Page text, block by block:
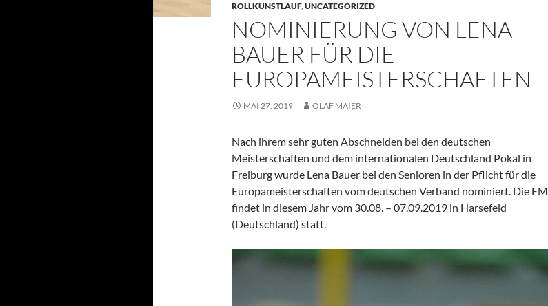
ROLLKUNSTLAUF,UNCATEGORIZED
NOMINIERUNG VON LENA
BAUER FÜR DIE
EUROPAMEISTERSCHAFTEN
MAI 27, 2019 OLAF MAIER
Nach ihrem sehr guten Abschneiden bei den deutschen
Meisterschaften und dem internationalen Deutschland Pokal in
Freiburg wurde Lena Bauer bei den Senioren in der Pflicht für die
Europameisterschaften vom deutschen Verband nominiert. Die EM
findet in diesem Jahr vom 30.08. – 07.09.2019 in Harsefeld
(Deutschland) statt.